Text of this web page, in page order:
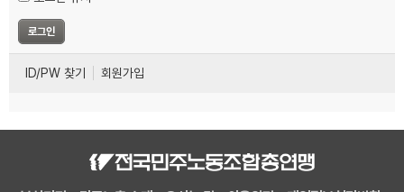
ID/PW 찾기 회원가입
업무